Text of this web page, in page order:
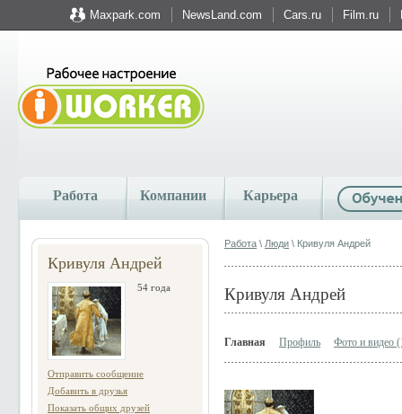
Maxpark.com NewsLand.com Cars.ru Film.ru
Работа Компании Карьера
Кривуля Андрей
54 года
Отправить сообщение
Добавить в друзья
Показать общих друзей
Работа \ Люди \ Кривуля Андрей
Кривуля Андрей
Главная Профиль Фото и видео